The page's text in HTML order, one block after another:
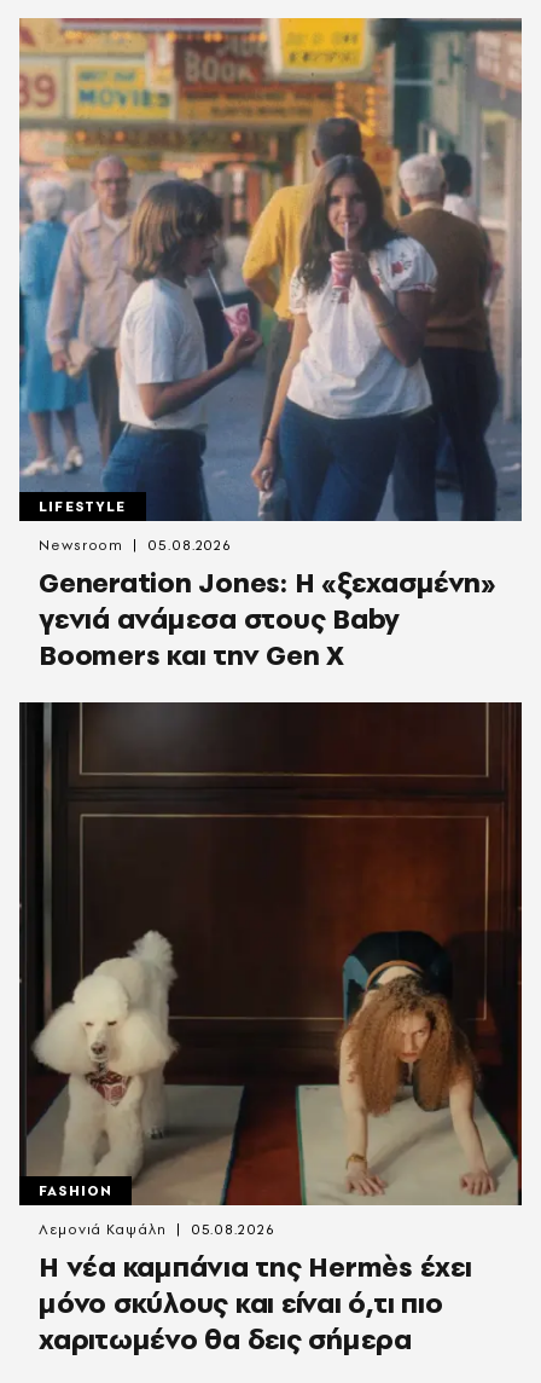
LIFESTYLE
Generation Jones: Η «ξεχασμένη»
γενιά ανάμεσα στους Baby
Boomers και την Gen X
Newsroom 05.08.2026
FASHION
Η νέα καμπάνια της Hermès έχει
μόνο σκύλους και είναι ό,τι πιο
χαριτωμένο θα δεις σήμερα
Λεμονιά Καψάλη 05.08.2026